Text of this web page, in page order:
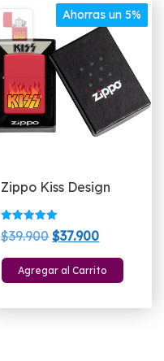
Ahorras un 5%
Zippo Kiss Design
Valorado
con
de 5
$39.900El
precio
original
$37.900El
precio
actual
Agregar al Carrito